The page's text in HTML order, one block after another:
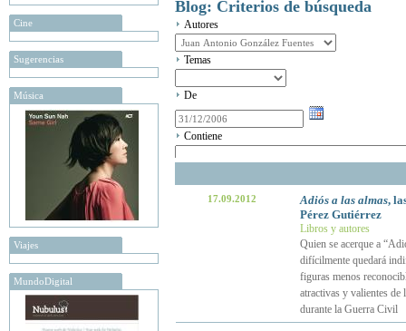
Cine
Sugerencias
Música
Viajes
MundoDigital
Blog: Criterios de búsqueda
Autores
Temas
De
Contiene
17.09.2012 Adiós a las almas,
Pérez Gutiérrez
Libros y autores
Quien se acerque a
difícilmente quedará
figuras menos
atractivas y valientes de
durante la Guerra Civil